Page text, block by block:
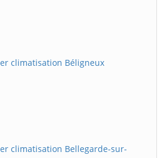
climatisation Béligneux
climatisation Bellegarde-sur-